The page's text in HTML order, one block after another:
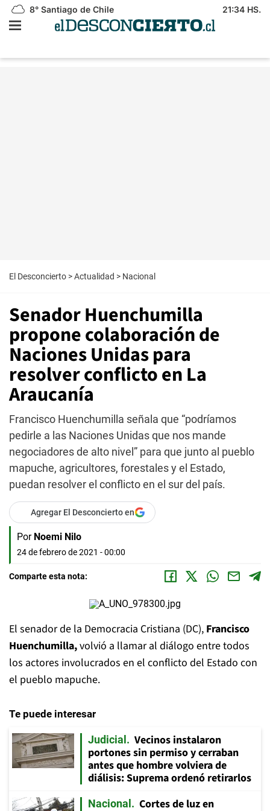
8° Santiago de Chile 21:34 HS.
El Desconcierto >Actualidad > Nacional
Senador Huenchumilla
propone colaboración de
Naciones Unidas para
resolver conflicto en La
Araucanía
Francisco Huenchumilla señala que “podríamos
pedirle a las Naciones Unidas que nos mande
negociadores de alto nivel” para que junto al pueblo
mapuche, agricultores, forestales y el Estado,
puedan resolver el conflicto en el sur del país.
Agregar El Desconcierto en
Por Noemi Nilo
24 de febrero de 2021 - 00:00
Comparte esta nota:
El senador de la Democracia Cristiana (DC), Francisco
Huenchumilla,volvió a llamar al diálogo entre todos
los actores involucrados en el conflicto del Estado con
el pueblo mapuche.
Te puede interesar
Judicial
Vecinos instalaron
portones sin permiso y cerraban
antes que hombre volviera de
diálisis: Suprema ordenó retirarlos
Nacional
Cortes de luz en